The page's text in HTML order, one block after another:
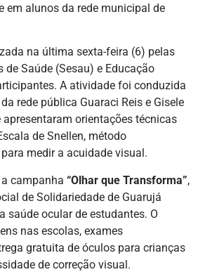
em alunos da rede municipal de
na última sexta-feira (6) pelas
Saúde (Sesau) e Educação
A atividade foi conduzida
rede pública Guaraci Reis e Gisele
orientações técnicas
de Snellen, método
medir a acuidade visual.
campanha “Olhar que Transforma”,
de Solidariedade de Guarujá
saúde ocular de estudantes. O
nas escolas, exames
gratuita de óculos para crianças
de correção visual.